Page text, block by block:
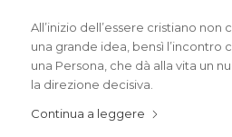
All’inizio dell’essere cristiano non
una grande idea, bensì l’incontro
una Persona, che dà alla vita un
la direzione decisiva.
Continua a leggere